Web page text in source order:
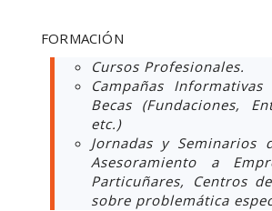
FORMACIÓN
Cursos Profesionales.
Campañas
Becas (Fundaciones,
etc.)
Jornadas y Seminarios
Asesoramiento a
Particuñares, Centros
sobre problemática